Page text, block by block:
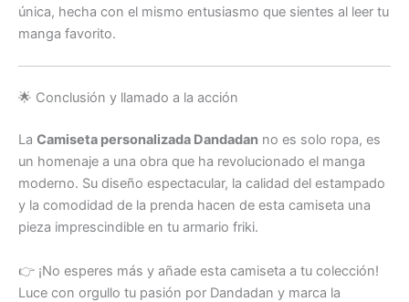
única, hecha con el mismo entusiasmo que sientes al leer tu
manga favorito.
🌟 Conclusión y llamado a la acción
La Camiseta personalizada Dandadan no es solo ropa, es
un homenaje a una obra que ha revolucionado el manga
moderno. Su diseño espectacular, la calidad del estampado
y la comodidad de la prenda hacen de esta camiseta una
pieza imprescindible en tu armario friki.
👉 ¡No esperes más y añade esta camiseta a tu colección!
Luce con orgullo tu pasión por Dandadan y marca la